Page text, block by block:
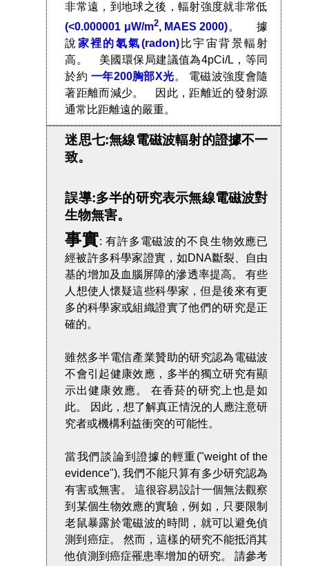
非常遠，到地球之後，輻射強度就非常低
(<0.000001 μW/m2, MAES 2000)。 據
說 家裡的氡氣(radon)比宇宙背景輻射
高。 美國環保局建議值為4pCi/L，等同
於約 一年200胸部X光。 電磁波強度會隨
著距離而減少。 因此，距離近的發射源
通常比距離遠的嚴重。
迷思七:無線電磁波輻射的證據不一
致。
誤導:多半的研究表示無線電磁波對
生物無害。
事實: 有許多電磁波的不良生物效應已
經被許多科學家證實，如DNA斷裂、自由
基的增加及血腦屏障的滲透率提高。 有些
人想使人懷疑這些科學家，但是後來有更
多的科學家或組織證實了他們的研究是正
確的。
雖然多半電信產業贊助的研究認為電磁波
不會引起健康效應，多半的獨立研究有顯
示出健康效應。 在香菸的研究上也是如
此。 因此，想了解真正情況的人應注意研
究者或機構利益衝突的可能性。
當我們談論到證據的輕重("weight of the
evidence"), 我們不能只算有多少研究認為
有害或無害。 這很容易設計一個無法觀察
到某個生物效應的實驗，例如，只要限制
老鼠暴露於電磁波的時間，就可以避免偵
測到癌症。 然而，這樣的研究不能抵消其
他偵測到癌症罹患率增加的研究。 請參考